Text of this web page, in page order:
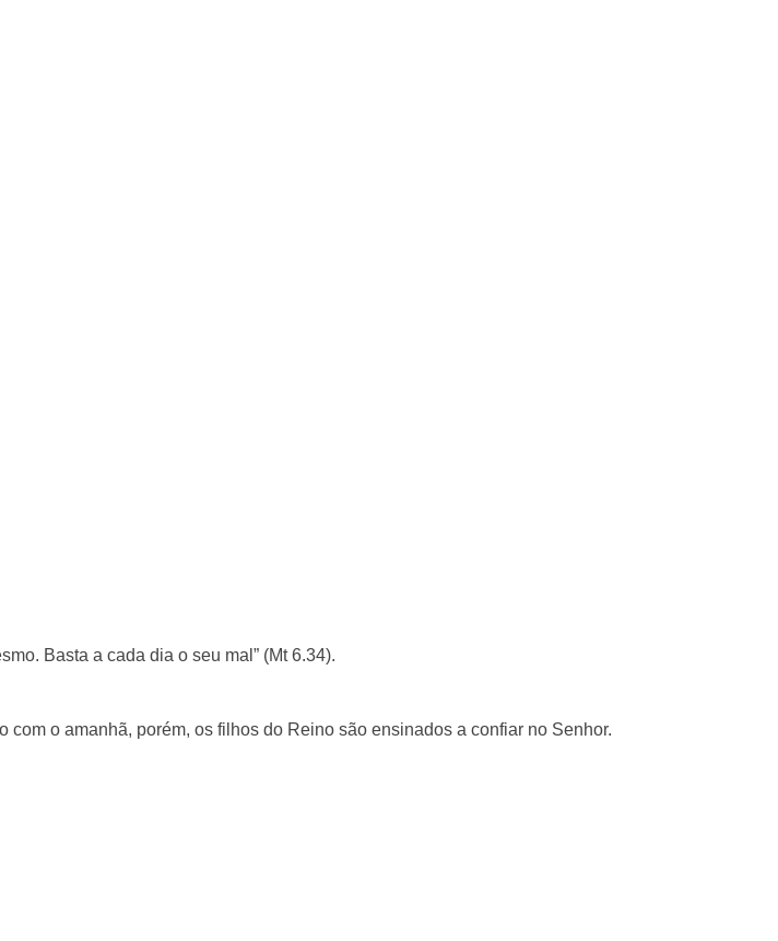
Basta a cada dia o seu mal” (Mt 6.34).
o amanhã, porém, os filhos do Reino são ensinados a confiar no Senhor.